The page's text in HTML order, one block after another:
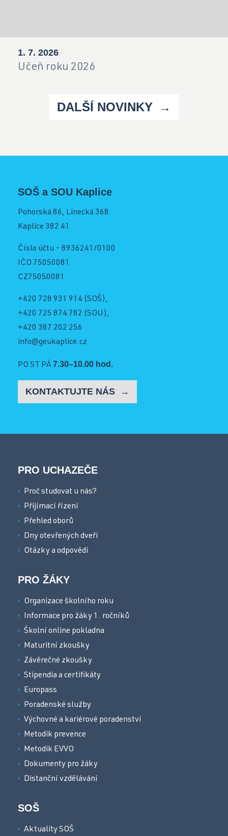
1. 7. 2026
Učeň roku 2026
DALŠÍ NOVINKY
SOŠ a SOU Kaplice
Pohorská 86, Linecká 368
Kaplice 382 41
Číslo účtu - 8936241/0100
IČO 75050081
CZ75050081
+420 728 931 914 (SOŠ),
+420 725 874 782 (SOU),
+420 387 202 256
info@geukaplice.cz
PO ST PÁ7.30–10.00 hod.
KONTAKTUJTE NÁS
PRO UCHAZEČE
Proč studovat u nás?
Přijímací řízení
Přehled oborů
Dny otevřených dveří
Otázky a odpovědi
PRO ŽÁKY
Organizace školního roku
Informace pro žáky 1. ročníků
Školní online pokladna
Maturitní zkoušky
Závěrečné zkoušky
Stipendia a certifikáty
Europass
Poradenské služby
Výchovné a kariérové poradenství
Metodik prevence
Metodik EVVO
Dokumenty pro žáky
Distanční vzdělávání
SOŠ
Aktuality SOŠ